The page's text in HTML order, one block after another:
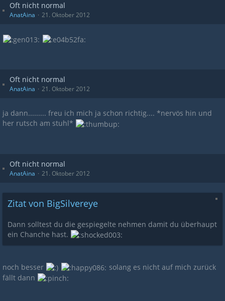
Oft nicht normal
AnatAina 21. Oktober 2012
Oft nicht normal
AnatAina 21. Oktober 2012
ja dann......... freu ich mich ja schon richtig.... *nervös hin und
her rutsch am stuhl*
Oft nicht normal
AnatAina 21. Oktober 2012
Zitat von BigSilvereye
Dann solltest du die gespiegelte nehmen damit du überhaupt
ein Chanche hast.
noch besser
solang es nicht auf mich zurück
fällt dann